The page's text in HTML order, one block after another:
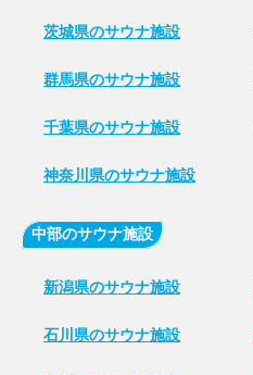
茨城県のサウナ施設
群馬県のサウナ施設
千葉県のサウナ施設
神奈川県のサウナ施設
中部のサウナ施設
新潟県のサウナ施設
石川県のサウナ施設